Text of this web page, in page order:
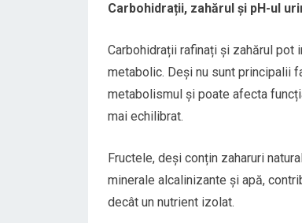
Carbohidrații, zahărul și pH-ul
Carbohidrații rafinați și zahărul pot
metabolic. Deși nu sunt principalii
metabolismul și poate afecta
mai echilibrat.
Fructele, deși conțin zaharuri
minerale alcalinizante și apă,
decât un nutrient izolat.